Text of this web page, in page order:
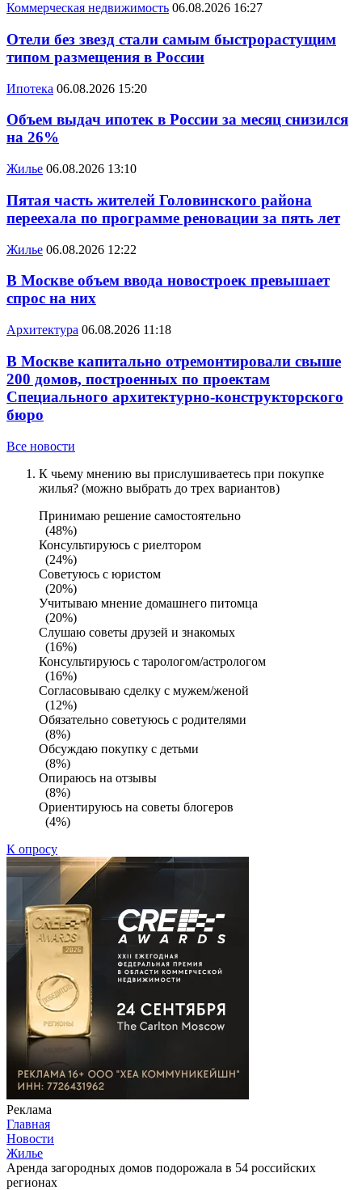
Коммерческая недвижимость 06.08.2026 16:27
Отели без звезд стали самым быстрорастущим
типом размещения в России
Ипотека 06.08.2026 15:20
Объем выдач ипотек в России за месяц снизился
на 26%
Жилье 06.08.2026 13:10
Пятая часть жителей Головинского района
переехала по программе реновации за пять лет
Жилье 06.08.2026 12:22
В Москве объем ввода новостроек превышает
спрос на них
Архитектура 06.08.2026 11:18
В Москве капитально отремонтировали свыше
200 домов, построенных по проектам
Специального архитектурно-конструкторского
бюро
Все новости
К чьему мнению вы прислушиваетесь при покупке
жилья? (можно выбрать до трех вариантов)
Принимаю решение самостоятельно
(48%)
Консультируюсь с риелтором
(24%)
Советуюсь с юристом
(20%)
Учитываю мнение домашнего питомца
(20%)
Слушаю советы друзей и знакомых
(16%)
Консультируюсь с тарологом/астрологом
(16%)
Согласовываю сделку с мужем/женой
(12%)
Обязательно советуюсь с родителями
(8%)
Обсуждаю покупку с детьми
(8%)
Опираюсь на отзывы
(8%)
Ориентируюсь на советы блогеров
(4%)
К опросу
Реклама
Главная
Новости
Жилье
Аренда загородных домов подорожала в 54 российских
регионах